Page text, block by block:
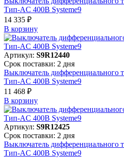
Тип-AC 400В Systeme9
14 335 ₽
В корзинy
Артикул: S9R12440
Срок поставки: 2 дня
Выключатель дифференциального
Тип-AC 400В Systeme9
11 468 ₽
В корзинy
Артикул: S9R12425
Срок поставки: 2 дня
Выключатель дифференциального
Тип-AC 400В Systeme9